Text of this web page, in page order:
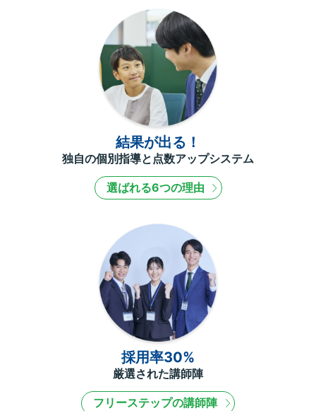
結果が出る！
独自の個別指導と点数アップシステム
選ばれる6つの理由
採用率30%
厳選された講師陣
フリーステップの講師陣